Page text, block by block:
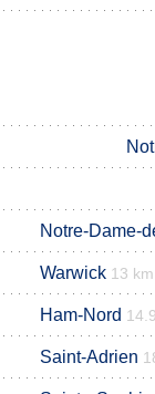
Notre-Dame-
Warwick 13 km
Ham-Nord
Saint-Adrien